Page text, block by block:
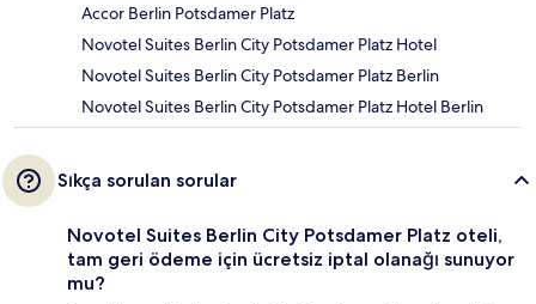
Accor Berlin Potsdamer Platz
Novotel Suites Berlin City Potsdamer Platz Hotel
Novotel Suites Berlin City Potsdamer Platz Berlin
Novotel Suites Berlin City Potsdamer Platz Hotel Berlin
Sıkça sorulan sorular
Novotel Suites Berlin City Potsdamer Platz oteli,
tam geri ödeme için ücretsiz iptal olanağı sunuyor
mu?